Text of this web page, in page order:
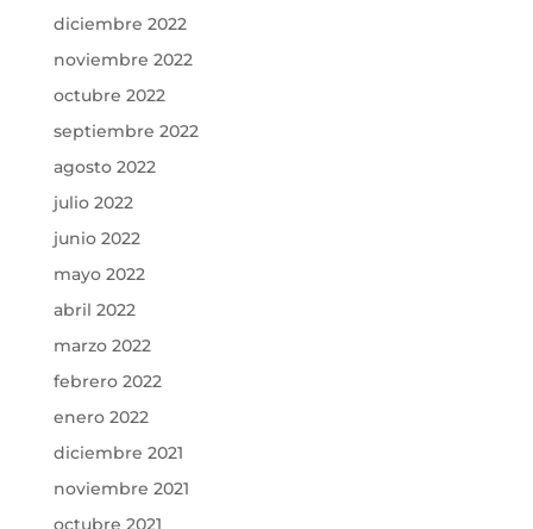
diciembre 2022
noviembre 2022
octubre 2022
septiembre 2022
agosto 2022
julio 2022
junio 2022
mayo 2022
abril 2022
marzo 2022
febrero 2022
enero 2022
diciembre 2021
noviembre 2021
octubre 2021